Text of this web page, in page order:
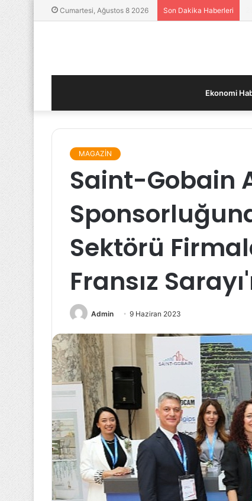
Cumartesi, Ağustos 8 2026 Son Dakika Haberleri
Ekonomi
MAGAZİN
Saint-Gobain
Sektörü
Fransız
Admin 9 Haziran 2023